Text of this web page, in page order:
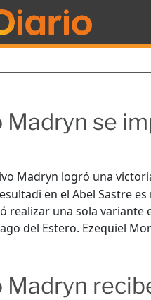
Madryn se
Madryn logró una
en el Abel Sastre
realizar una sola
del Estero. Ezequiel
Madryn